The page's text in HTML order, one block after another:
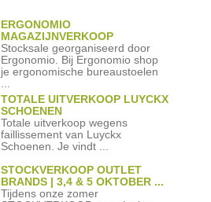
ERGONOMIO
MAGAZIJNVERKOOP
Stocksale georganiseerd door
Ergonomio. Bij Ergonomio shop
je ergonomische bureaustoelen
TOTALE UITVERKOOP LUYCKX
SCHOENEN
Totale uitverkoop wegens
faillissement van Luyckx
Schoenen. Je vindt ...
STOCKVERKOOP OUTLET
BRANDS | 3,4 & 5 OKTOBER ...
Tijdens onze zomer